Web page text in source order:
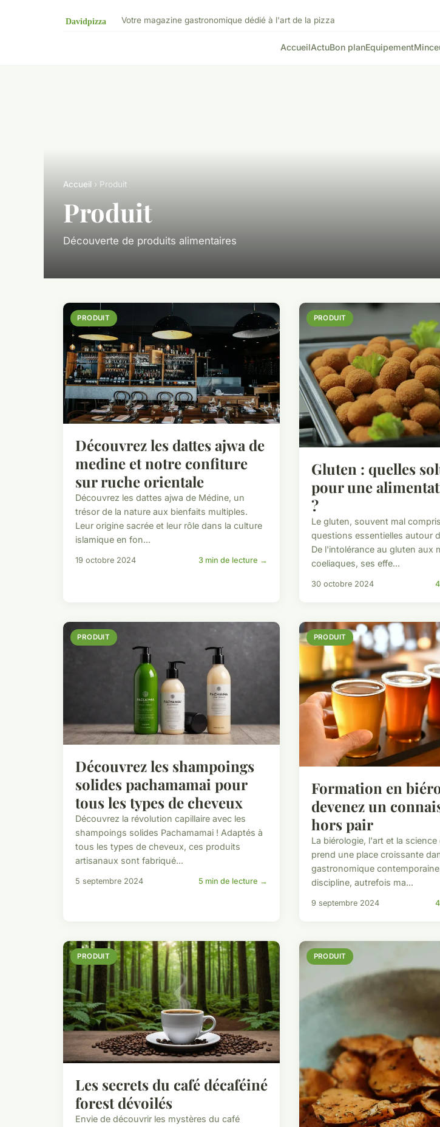
Votre magazine gastronomique dédié à l'art de la pizza
AccueilActuBon planEquipement
Accueil › Produit
Produit
Découverte de produits alimentaires
PRODUIT
Découvrez les dattes ajwa de
medine et notre confiture
sur ruche orientale
Découvrez les dattes ajwa de Médine, un
trésor de la nature aux bienfaits multiples.
Leur origine sacrée et leur rôle dans la culture
islamique en fon...
19 octobre 2024 3 min de lecture →
PRODUIT
Gluten : quelles
pour une
?
Le gluten, souvent mal
questions essentielles autour
De l'intolérance au gluten aux
coeliaques, ses effe...
30 octobre 2024
PRODUIT
Découvrez les shampoings
solides pachamamai pour
tous les types de cheveux
Découvrez la révolution capillaire avec les
shampoings solides Pachamamai ! Adaptés à
tous les types de cheveux, ces produits
artisanaux sont fabriqué...
5 septembre 2024 5 min de lecture →
PRODUIT
Formation en
devenez un
hors pair
La biérologie, l'art et la science
prend une place croissante
gastronomique
discipline, autrefois ma...
9 septembre 2024
PRODUIT
Les secrets du café décaféiné
forest dévoilés
Envie de découvrir les mystères du café
PRODUIT